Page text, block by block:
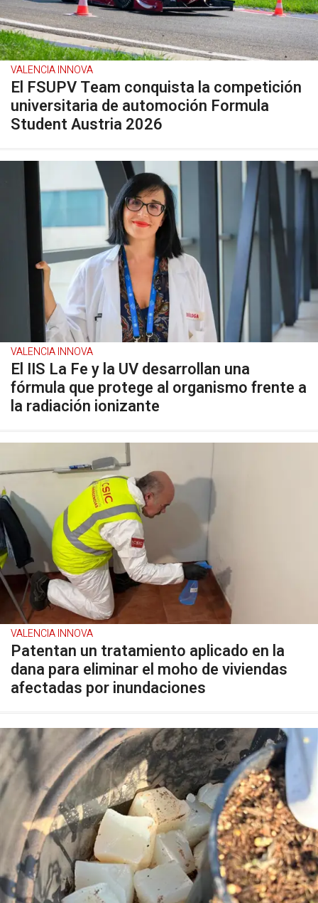
VALENCIA INNOVA
El FSUPV Team conquista la competición
universitaria de automoción Formula
Student Austria 2026
VALENCIA INNOVA
El IIS La Fe y la UV desarrollan una
fórmula que protege al organismo frente a
la radiación ionizante
VALENCIA INNOVA
Patentan un tratamiento aplicado en la
dana para eliminar el moho de viviendas
afectadas por inundaciones